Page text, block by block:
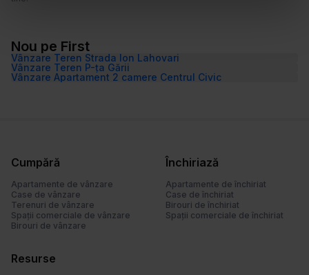
Nou pe First
Vânzare Teren Strada Ion Lahovari
Vânzare Teren P-ța Gării
Vânzare Apartament 2 camere Centrul Civic
Cumpără
Apartamente de vânzare
Case de vânzare
Terenuri de vânzare
Spații comerciale de vânzare
Birouri de vânzare
Închiriază
Apartamente de închiriat
Case de închiriat
Birouri de închiriat
Spații comerciale de închiriat
Resurse